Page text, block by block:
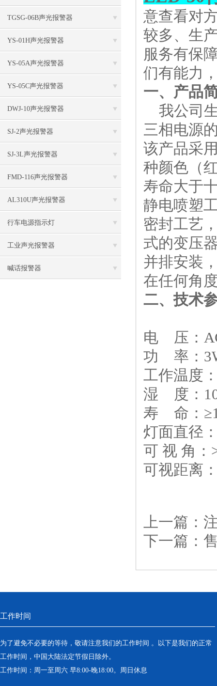
TGSG-06B声光报警器
YS-01H声光报警器
YS-05A声光报警器
YS-05C声光报警器
DWJ-10声光报警器
SJ-2声光报警器
SJ-3L声光报警器
FMD-116声光报警器
AL310U声光报警器
行车电源指示灯
工业声光报警器
喊话报警器
意查看对
较多、生
服务有保
们有能力
一、产品
我公司
三相电源
该产品采
种颜色（
寿命大于
静电喷塑
密封工艺
式的变压
并排安装
在任何角
二、技术
电 压：
功 率：
工作温度
湿 度：
寿 命：
灯面直径
可 视 角：
可视距离
上一篇：
下一篇：
工作时间
为了避免不必要的等待，敬请注意我们的工作时间 。以下是我们的正常
工作时间，中国大陆法定节假日除外。
工作时间：周一至周六 早8:00-晚18:00。周日休息